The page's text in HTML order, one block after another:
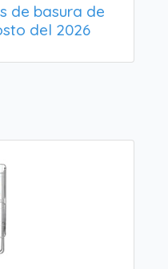
de basura de
del 2026